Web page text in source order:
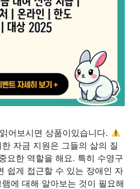
어보시면 상품이있습니다.
자금 지원은 그들의 삶의 질
요한 역할을 해요. 특히 수영구
쉽게 접근할 수 있는 장애인 자
에 대해 알아보는 것이 필요해